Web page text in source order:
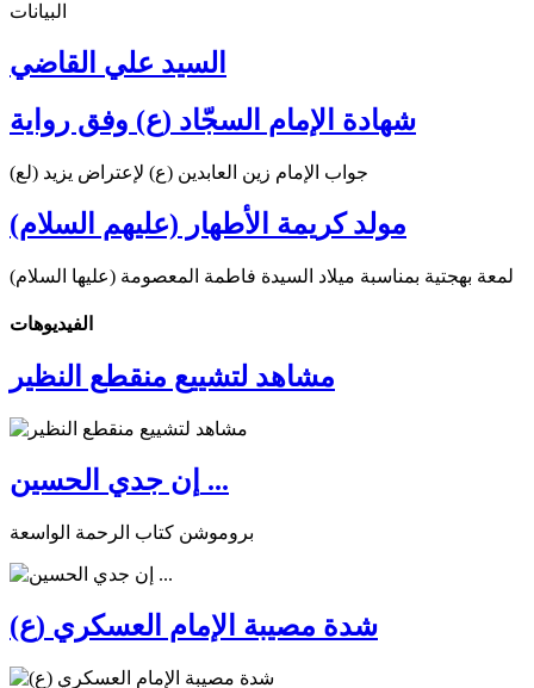
البيانات
السيد علي القاضي
شهادة الإمام السجّاد (ع) وفق رواية
جواب الإمام زين العابدين (ع) لإعتراض يزيد (لع)
مولد كريمة الأطهار (عليهم السلام)
لمعة بهجتية بمناسبة ميلاد السيدة فاطمة المعصومة (عليها السلام)
الفیدیوهات
مشاهد لتشييع منقطع النظير
إن جدي الحسين ...
بروموشن كتاب الرحمة الواسعة
شدة مصيبة الإمام العسكري (ع)